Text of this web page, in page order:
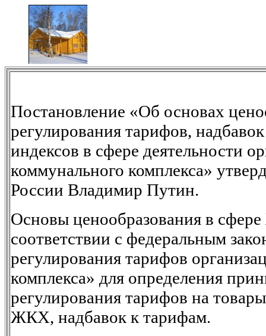
Постановление «Об основах
регулирования тарифов,
индексов в сфере деятельности
коммунального комплекса»
России Владимир Путин.
Основы ценообразования в
соответствии с федеральным
регулирования тарифов
комплекса» для определения
регулирования тарифов на
ЖКХ, надбавок к тарифам.